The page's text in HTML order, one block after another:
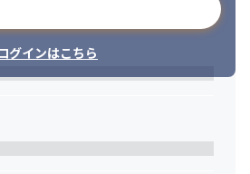
グインはこちら